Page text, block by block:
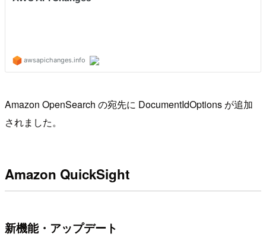
Amazon OpenSearch の宛先に DocumentIdOptions が追加
されました。
Amazon QuickSight
新機能・アップデート